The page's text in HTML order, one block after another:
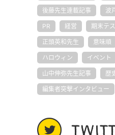
後藤先生連載記事 波
PR 経営 期末テ
正頭英和先生 意味順
ハロウィン イベント
山中伸弥先生記事 歴
編集者突撃インタビュー